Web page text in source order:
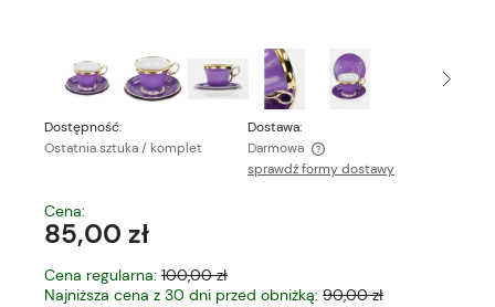
Dostępność:
Ostatnia sztuka / komplet
Dostawa:
Darmowa
Cena nie zawiera ewentualnych kosztów płatności
sprawdź formy dostawy
Cena:
85,00 zł
Cena regularna: 100,00 zł
Najniższa cena z 30 dni przed obniżką: 90,00 zł